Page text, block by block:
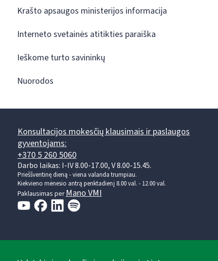
Krašto apsaugos ministerijos informacija
Interneto svetainės atitikties paraiška
Ieškome turto savininkų
Nuorodos
Konsultacijos mokesčių klausimais ir paslaugos
gyventojams:
+370 5 260 5060
Darbo laikas: I-IV 8.00-17.00, V 8.00-15.45.
Prieššventinę dieną - viena valanda trumpiau.
Kiekvieno mėnesio antrą penktadienį 8.00 val. - 12.00 val.
Paklausimas perMano VMI